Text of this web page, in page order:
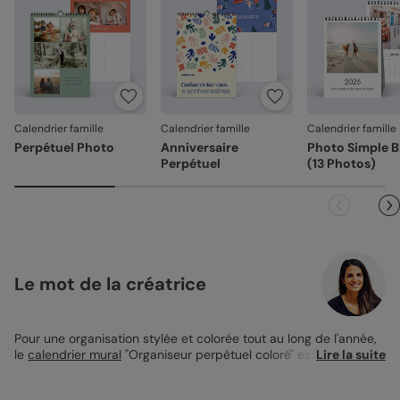
Votre satisfaction, notre priorité
Si vous constatez le moindre souci lié à l'impression, au
façonnage ou à l’acheminement, contactez-nous dans les
30 jours. Nous nous occupons de tout et relançons une
impression si nécessaire.
En revanche, si le point concerne la personnalisation que
vous avez validée (texte, photo, mise en page), le produit
ne pourra pas être repris.
Calendrier famille
Perpétuel Photo
Calendrier famille
Anniversaire
Perpétuel
Calendrier famille
Photo Simple
(13 Photos)
Le mot de la créatrice
Pour une organisation stylée et colorée tout au long de l'année,
le calendrier mural "Organiseur perpétuel coloré" est parfait !
Lire la suite